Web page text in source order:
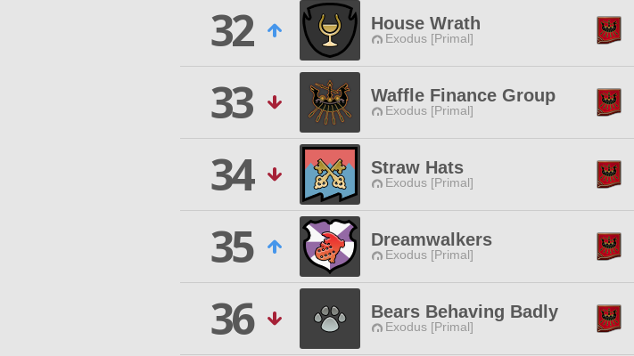
32
House Wrath
Exodus [Primal]
33
Waffle Finance Group
Exodus [Primal]
34
Straw Hats
Exodus [Primal]
35
Dreamwalkers
Exodus [Primal]
36
Bears Behaving Badly
Exodus [Primal]